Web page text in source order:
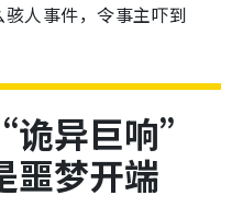
人事件，令事主吓到
异巨响”
噩梦开端